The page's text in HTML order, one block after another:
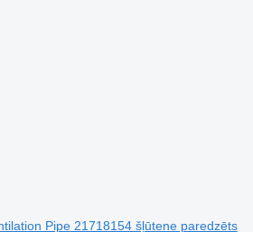
Pipe 21718154 šļūtene paredzēts